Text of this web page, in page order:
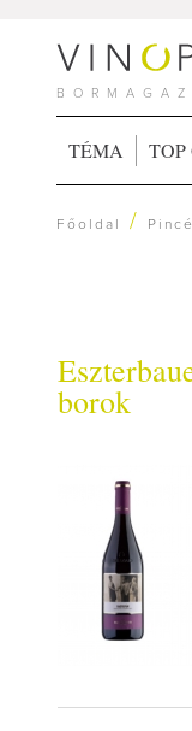
TÉMA TOP
Főoldal /
borok